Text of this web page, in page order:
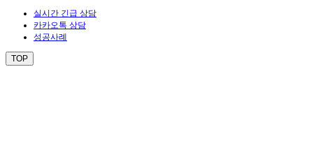
실시간 긴급 상담
카카오톡 상담
성공사례
TOP